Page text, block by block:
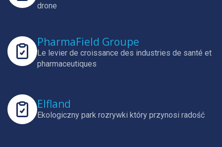
drone
PharmaField Groupe
Le levier de croissance des industries de santé et
pharmaceutiques
Elfland
Ekologiczny park rozrywki który przynosi radość